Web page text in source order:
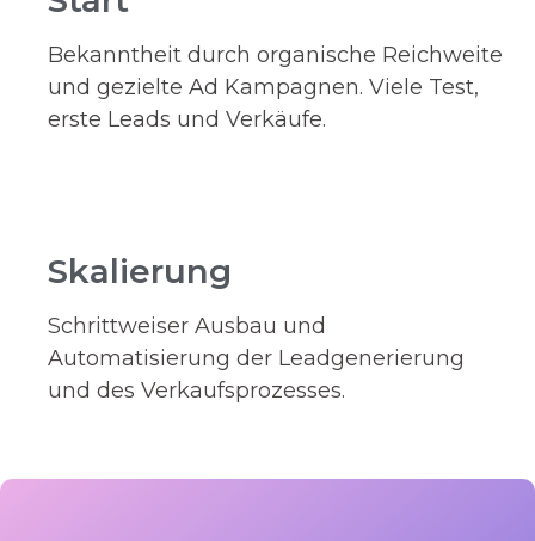
Bekanntheit durch organische Reichweite
und gezielte Ad Kampagnen. Viele Test,
erste Leads und Verkäufe.
Skalierung
Schrittweiser Ausbau und
Automatisierung der Leadgenerierung
und des Verkaufsprozesses.